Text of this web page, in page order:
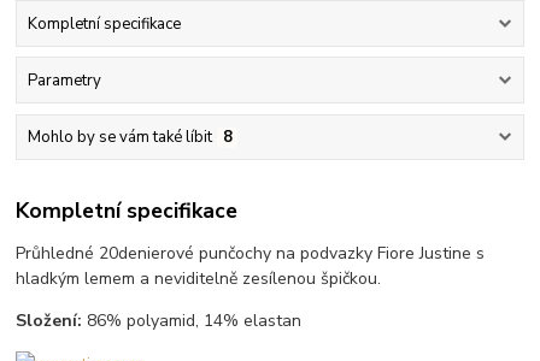
Kompletní specifikace
Parametry
Mohlo by se vám také líbit 8
Kompletní specifikace
Průhledné 20denierové punčochy na podvazky Fiore Justine s
hladkým lemem a neviditelně zesílenou špičkou.
Složení: 86% polyamid, 14% elastan